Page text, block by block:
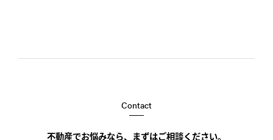
Contact
不動産でお悩みなら、まずはご相談ください。